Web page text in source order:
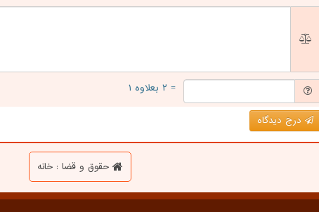
= ۲ بعلاوه ۱
درج دیدگاه
حقوق و قضا : خانه